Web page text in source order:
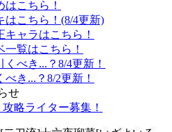
はこちら！
はこちら！(8/4更新)
ャラはこちら！
一覧はこちら！
べき...？8/4更新！
き...？8/2更新！
せ
略ライター募集！